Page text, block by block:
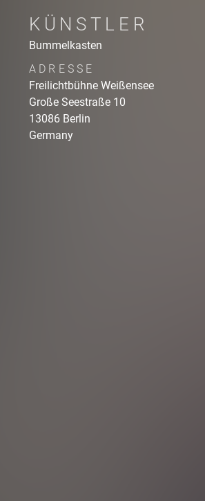
KÜNSTLER
Bummelkasten
ADRESSE
Freilichtbühne Weißensee
Große Seestraße 10
13086 Berlin
Germany